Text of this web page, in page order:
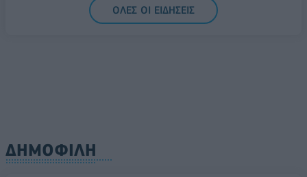
Ελλάδα στη μεγάλη τεχνολογική μετάβαση
ΟΛΕΣ ΟΙ ΕΙΔΗΣΕΙΣ
ΔΗΜΟΦΙΛΗ